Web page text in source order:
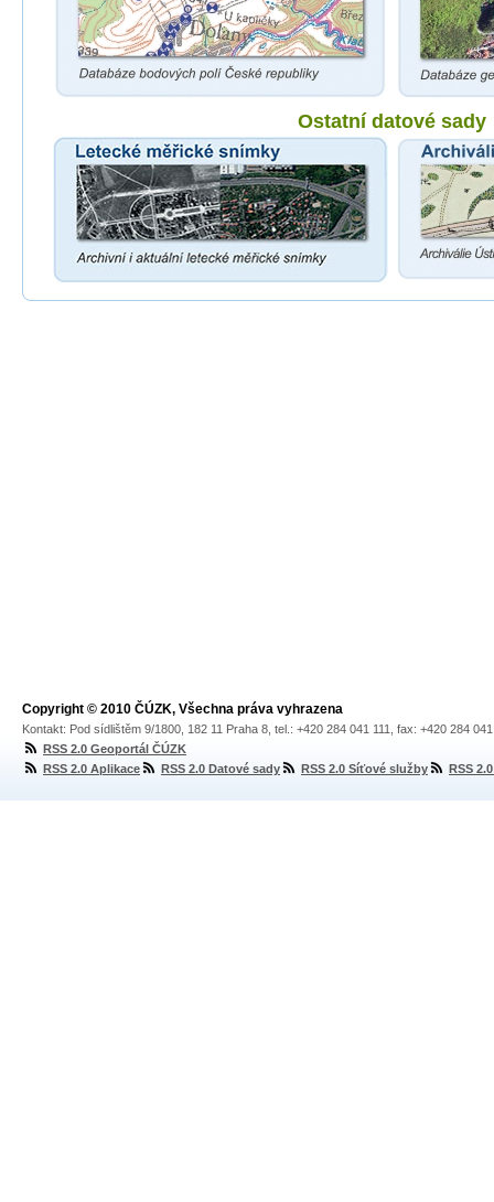
Ostatní datové sady
Copyright © 2010 ČÚZK, Všechna práva vyhrazena
Kontakt: Pod sídlištěm 9/1800, 182 11 Praha 8, tel.: +420 284 041 111, fax: +420 284
RSS 2.0 Geoportál ČÚZK
RSS 2.0 Aplikace
RSS 2.0 Datové sady RSS 2.0 Síťové služby RSS